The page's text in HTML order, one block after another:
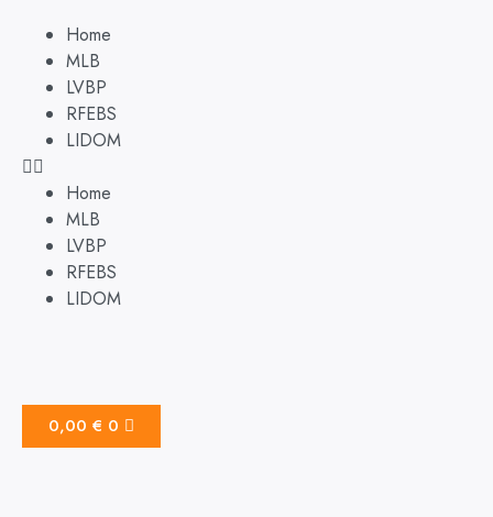
Home
MLB
LVBP
RFEBS
LIDOM
Home
MLB
LVBP
RFEBS
LIDOM
0,00 € 0